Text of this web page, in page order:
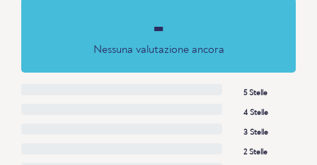
-
Nessuna valutazione ancora
5 Stelle
4 Stelle
3 Stelle
2 Stelle